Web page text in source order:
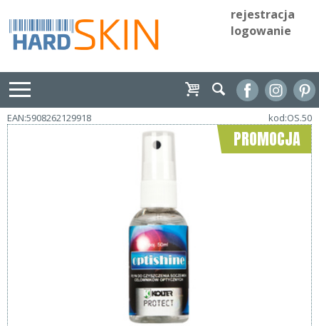
rejestracja
logowanie
EAN:5908262129918 kod:OS.50
PROMOCJA